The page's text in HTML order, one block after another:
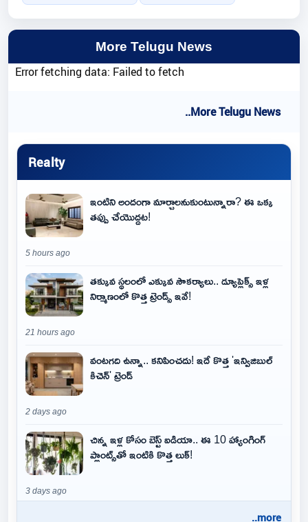
More Telugu News
Error fetching data: Failed to fetch
..More Telugu News
Realty
ఇంటిని అందంగా మార్చాలనుకుంటున్నారా? ఈ ఒక్క
తప్పు చేయొద్దట!
5 hours ago
తక్కువ స్థలంలో ఎక్కువ సౌకర్యాలు.. డ్యూప్లెక్స్ ఇళ్ల
నిర్మాణంలో కొత్త ట్రెండ్స్ ఇవే!
21 hours ago
వంటగది ఉన్నా.. కనిపించదు! ఇదే కొత్త 'ఇన్విజిబుల్
కిచెన్' ట్రెండ్
2 days ago
చిన్న ఇళ్ల కోసం బెస్ట్ ఐడియా.. ఈ 10 హ్యాంగింగ్
ప్లాంట్స్‌తో ఇంటికి కొత్త లుక్!
3 days ago
..more